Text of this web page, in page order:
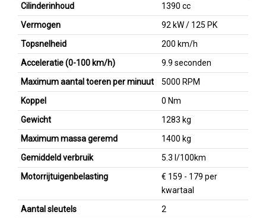
Cilinderinhoud
1390 cc
Vermogen
92 kW / 125 PK
Topsnelheid
200 km/h
Acceleratie (0-100 km/h)
9.9 seconden
Maximum aantal toeren per minuut
5000 RPM
Koppel
0 Nm
Gewicht
1283 kg
Maximum massa geremd
1400 kg
Gemiddeld verbruik
5.3 l/100km
Motorrijtuigenbelasting
€ 159 - 179 per
kwartaal
Aantal sleutels
2